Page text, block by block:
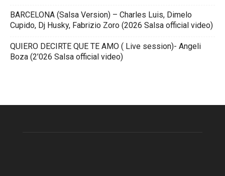
BARCELONA (Salsa Version) – Charles Luis, Dimelo
Cupido, Dj Husky, Fabrizio Zoro (2026 Salsa official video)
QUIERO DECIRTE QUE TE AMO ( Live session)- Angeli
Boza (2’026 Salsa official video)